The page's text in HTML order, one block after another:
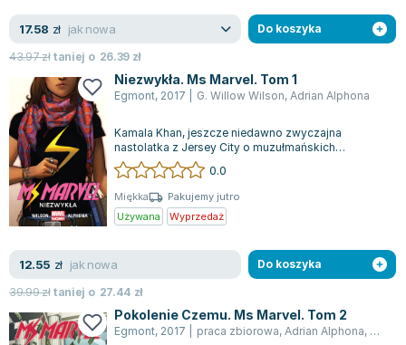
Książki o naukach politycznych dla studentów
Książki do nauk przyrodniczych dla studentów
Książki do nauk społecznych dla studentów
Książki do nauk ścisłych dla studentów
Prawo - książki dla studentów
Technologia żywności - książki
Zarządzanie i marketing - książki
Nauka języków obcych - książki
Podręczniki dla nauczycieli - metodyka
Bolesław Prus
Clive Cussler
Wanda Chotomska
Józef Ignacy Kraszewski
Clive Staples Lewis
Martyna Wojciechowska
Melissa De la Cruz
Blanka Lipińska
Jaś Kapela
Witold Gadowski
Jan Pietrzak
Marcin Kowalczyk
Piotr Zychowicz
17.58 zł jak nowa
43.97złtaniej o 26.39 zł
Do koszyka
Niezwykła. Ms Marvel. Tom 1
Egmont, 2017 G. Willow Wilson, Adrian Alphona
Kamala Khan, jeszcze niedawno zwyczajna
nastolatka z Jersey City o muzułmańskich
korzeniach, niespodziewanie wkracza w świat
super...
0.0
Miękka
Pakujemy jutro
Używana
Wyprzedaż
12.55 zł jak nowa
39.99złtaniej o 27.44 zł
Do koszyka
Pokolenie Czemu. Ms Marvel. Tom 2
Egmont, 2017 praca zbiorowa, Adrian Alphona, G.